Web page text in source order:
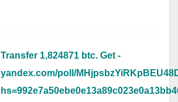
Transfer 1,824871 btc. Get -
yandex.com/poll/